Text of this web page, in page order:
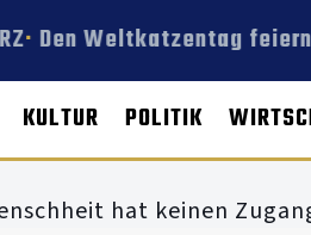
Den Weltkatzentag feiern
KULTUR POLITIK